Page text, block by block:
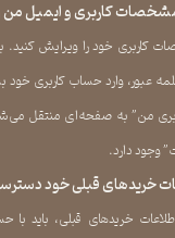
کاربری و ایمیل من
خود را ویرایش کنید.
عبور، وارد حساب کاربری
من” به صفحه‏‌ای منتقل
وجود دارد.​​​​​​​
خریدهای قبلی خود
خریدهای قبلی، باید با